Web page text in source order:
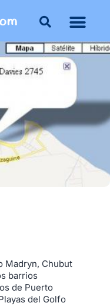
Madryn, Chubut
barrios
de Puerto
del Golfo